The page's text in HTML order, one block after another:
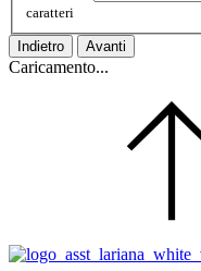
caratteri
Indietro Avanti
Caricamento...